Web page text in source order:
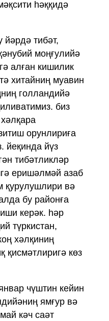
һәққидә
йәрдә тибәт,
моңғулийә
алған кишилик
хитайниң муавин
голландийә
биз
орунлириға
йеқинда йүз
тибәтликләр
еришәлмәй азаб
қурулушлири вә
бу районға
керәк. һәр
түркистан,
хәлқиниң
қисмәтлиригә көз
чүштин кейин
ямғур вә
кәч саәт